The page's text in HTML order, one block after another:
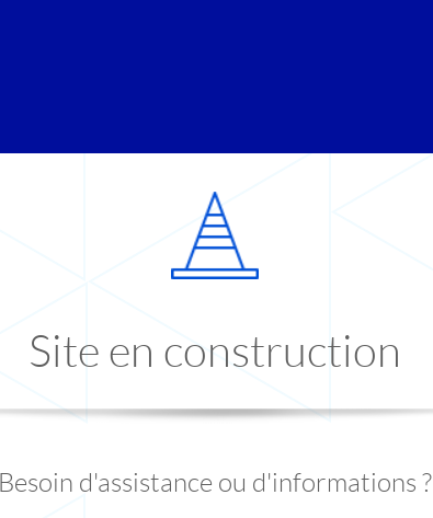
Site en construction
Besoin d'assistance ou d'informations ?